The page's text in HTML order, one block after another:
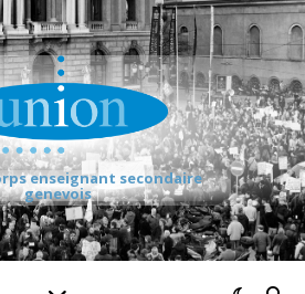
enseignant secondaire
genevois